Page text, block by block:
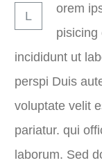
L
orem
pisicing
incididunt ut
perspi Duis
voluptate velit
pariatur. qui
laborum. Sed